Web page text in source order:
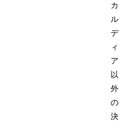
カ
ル
デ
ィ
ア
以
外
の
決